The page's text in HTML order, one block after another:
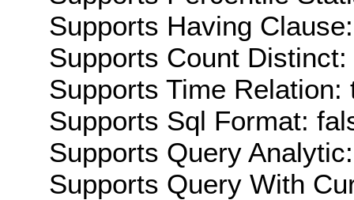
Supports Having
Supports Count Distinct:
Supports Time Relation:
Supports Sql Format:
Supports Query
Supports Query With